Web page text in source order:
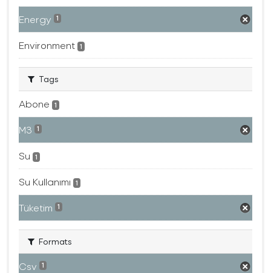
Energy 1
Environment 1
Tags
Abone 1
M3 1
Su 1
Su Kullanımı 1
Tüketim 1
Formats
Csv 1